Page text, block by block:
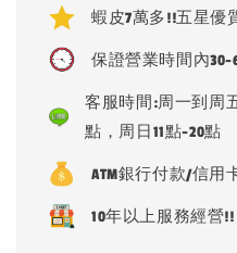
蝦皮7萬多!!五星優
保證營業時間內
客服時間:周一到周
點，周日11點-20點
ATM銀行付款/信用
10年以上服務經營!!